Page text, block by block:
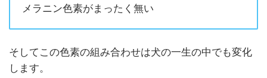
メラニン色素がまったく無い
そしてこの色素の組み合わせは犬の一生の中でも変化
します。